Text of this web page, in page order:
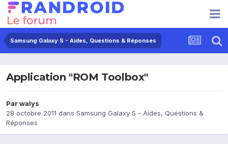
Samsung Galaxy S - Aides, Questions & Réponses
Application "ROM Toolbox"
Parwalys
28 octobre 2011 dans Samsung Galaxy S - Aides, Questions &
Réponses